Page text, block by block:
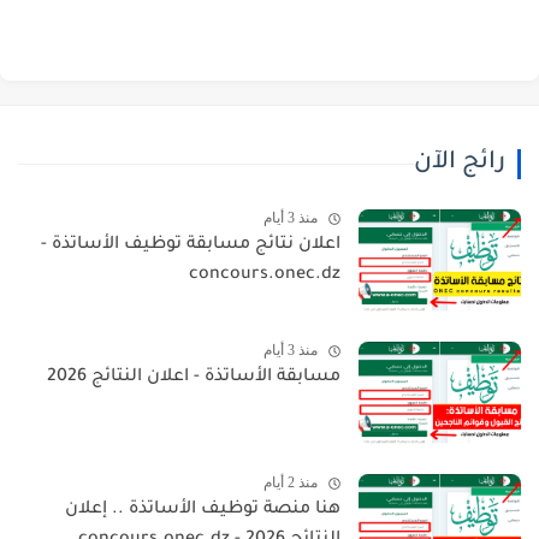
رائج الآن
منذ 3 أيام
اعلان نتائج مسابقة توظيف الأساتذة -
concours.onec.dz
منذ 3 أيام
مسابقة الأساتذة - اعلان النتائج 2026
منذ 2 أيام
هنا منصة توظيف الأساتذة .. إعلان